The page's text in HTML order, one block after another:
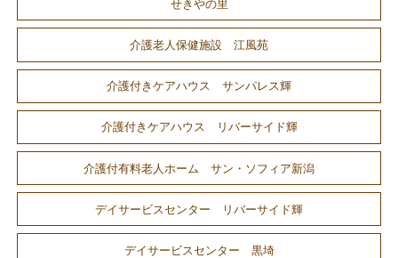
せきやの里
介護老人保健施設 江風苑
介護付きケアハウス サンパレス輝
介護付きケアハウス リバーサイド輝
介護付有料老人ホーム サン・ソフィア新潟
デイサービスセンター リバーサイド輝
デイサービスセンター 黒埼